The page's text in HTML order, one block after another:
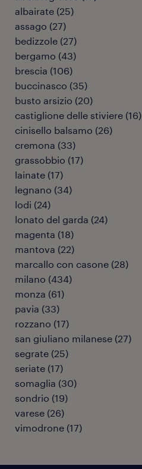
albairate (25)
assago (27)
bedizzole (27)
bergamo (43)
brescia (106)
buccinasco (35)
busto arsizio (20)
castiglione delle stiviere (16)
cinisello balsamo (26)
cremona (33)
grassobbio (17)
lainate (17)
legnano (34)
lodi (24)
lonato del garda (24)
magenta (18)
mantova (22)
marcallo con casone (28)
milano (434)
monza (61)
pavia (33)
rozzano (17)
san giuliano milanese (27)
segrate (25)
seriate (17)
somaglia (30)
sondrio (19)
varese (26)
vimodrone (17)